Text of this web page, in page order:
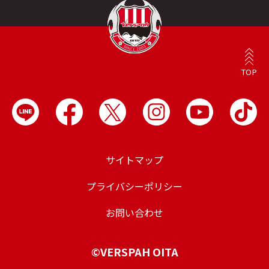
TOP
サイトマップ
プライバシーポリシー
お問い合わせ
©VERSPAH OITA